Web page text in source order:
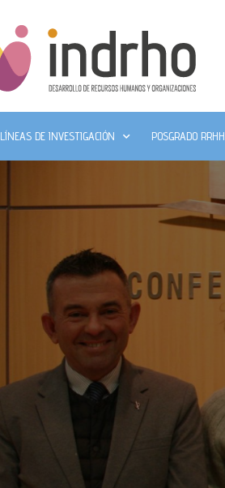
LÍNEAS DE INVESTIGACIÓN POSGRADO RRHH